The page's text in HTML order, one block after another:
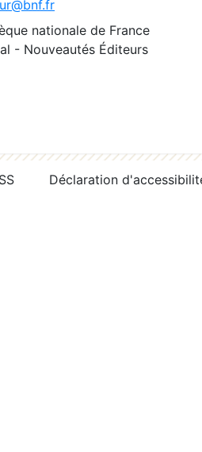
nationale de France
- Nouveautés Éditeurs
Déclaration